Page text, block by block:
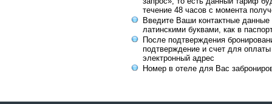
течение 48 часов с момента
Введите Ваши контактные данные
латинскими буквами, как в
После подтверждения
подтверждение и счет для
электронный адрес
Номер в отеле для Вас